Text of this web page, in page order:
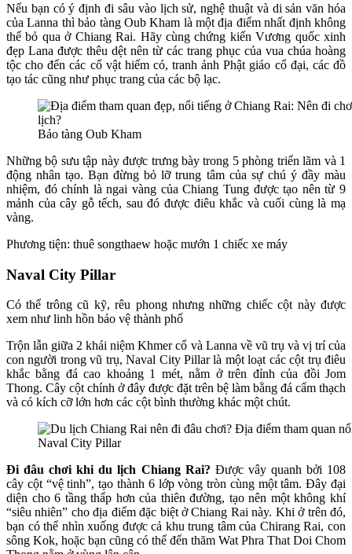
Nếu bạn có ý định đi sâu vào lịch sử, nghệ thuật và di sản văn hóa
của Lanna thì bảo tàng Oub Kham là một địa điểm nhất định không
thể bỏ qua ở Chiang Rai. Hãy cùng chứng kiến Vương quốc xinh
đẹp Lana được thêu dệt nên từ các trang phục của vua chúa hoàng
tộc cho đến các cổ vật hiếm có, tranh ảnh Phật giáo cổ đại, các đồ
tạo tác cũng như phục trang của các bộ lạc.
Bảo tàng Oub Kham
Những bộ sưu tập này được trưng bày trong 5 phòng triển lãm và 1
động nhân tạo. Bạn đừng bỏ lỡ trung tâm của sự chú ý đầy màu
nhiệm, đó chính là ngai vàng của Chiang Tung được tạo nên từ 9
mảnh của cây gỗ tếch, sau đó được điêu khắc và cuối cùng là mạ
vàng.
Phương tiện: thuê songthaew hoặc mướn 1 chiếc xe máy
Naval City Pillar
Có thể trông cũ kỹ, rêu phong nhưng những chiếc cột này được
xem như linh hồn bảo vệ thành phố
Trộn lẫn giữa 2 khái niệm Khmer cổ và Lanna về vũ trụ và vị trí của
con người trong vũ trụ, Naval City Pillar là một loạt các cột trụ điêu
khắc bằng đá cao khoảng 1 mét, nằm ở trên đỉnh của đồi Jom
Thong. Cây cột chính ở đây được đặt trên bệ làm bằng đá cẩm thạch
và có kích cỡ lớn hơn các cột bình thường khác một chút.
Naval City Pillar
Đi đâu chơi khi du lịch Chiang Rai? Được vây quanh bởi 108
cây cột “vệ tinh”, tạo thành 6 lớp vòng tròn cùng một tâm. Đây đại
diện cho 6 tầng thấp hơn của thiên đường, tạo nên một không khí
“siêu nhiên” cho địa điểm đặc biệt ở Chiang Rai này. Khi ở trên đó,
bạn có thể nhìn xuống được cả khu trung tâm của Chirang Rai, con
sông Kok, hoặc bạn cũng có thể đến thăm Wat Phra That Doi Chom